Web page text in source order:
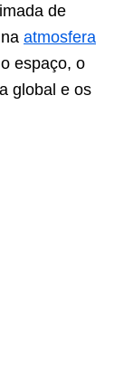
de
atmosfera
espaço, o
global e os